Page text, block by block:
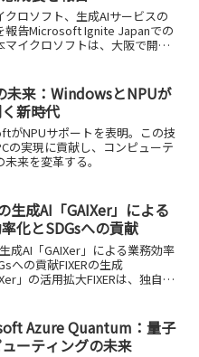
クロソフト、生成AIサービスの
報告Microsoft Ignite Japanでの
マイクロソフトは、大阪で開催
イ...
未来：WindowsとNPUが
新時代
がNPUサポートを表明。この技
の実現に貢献し、コンピューテ
来を変革する。
生成AI「GAIXer」による
化とSDGsへの貢献
成AI「GAIXer」による業務効率
への貢献FIXERの生成
」の活用拡大FIXERは、独自開
の取り組みは、持...
Azure Quantum：量子
ーティングの未来